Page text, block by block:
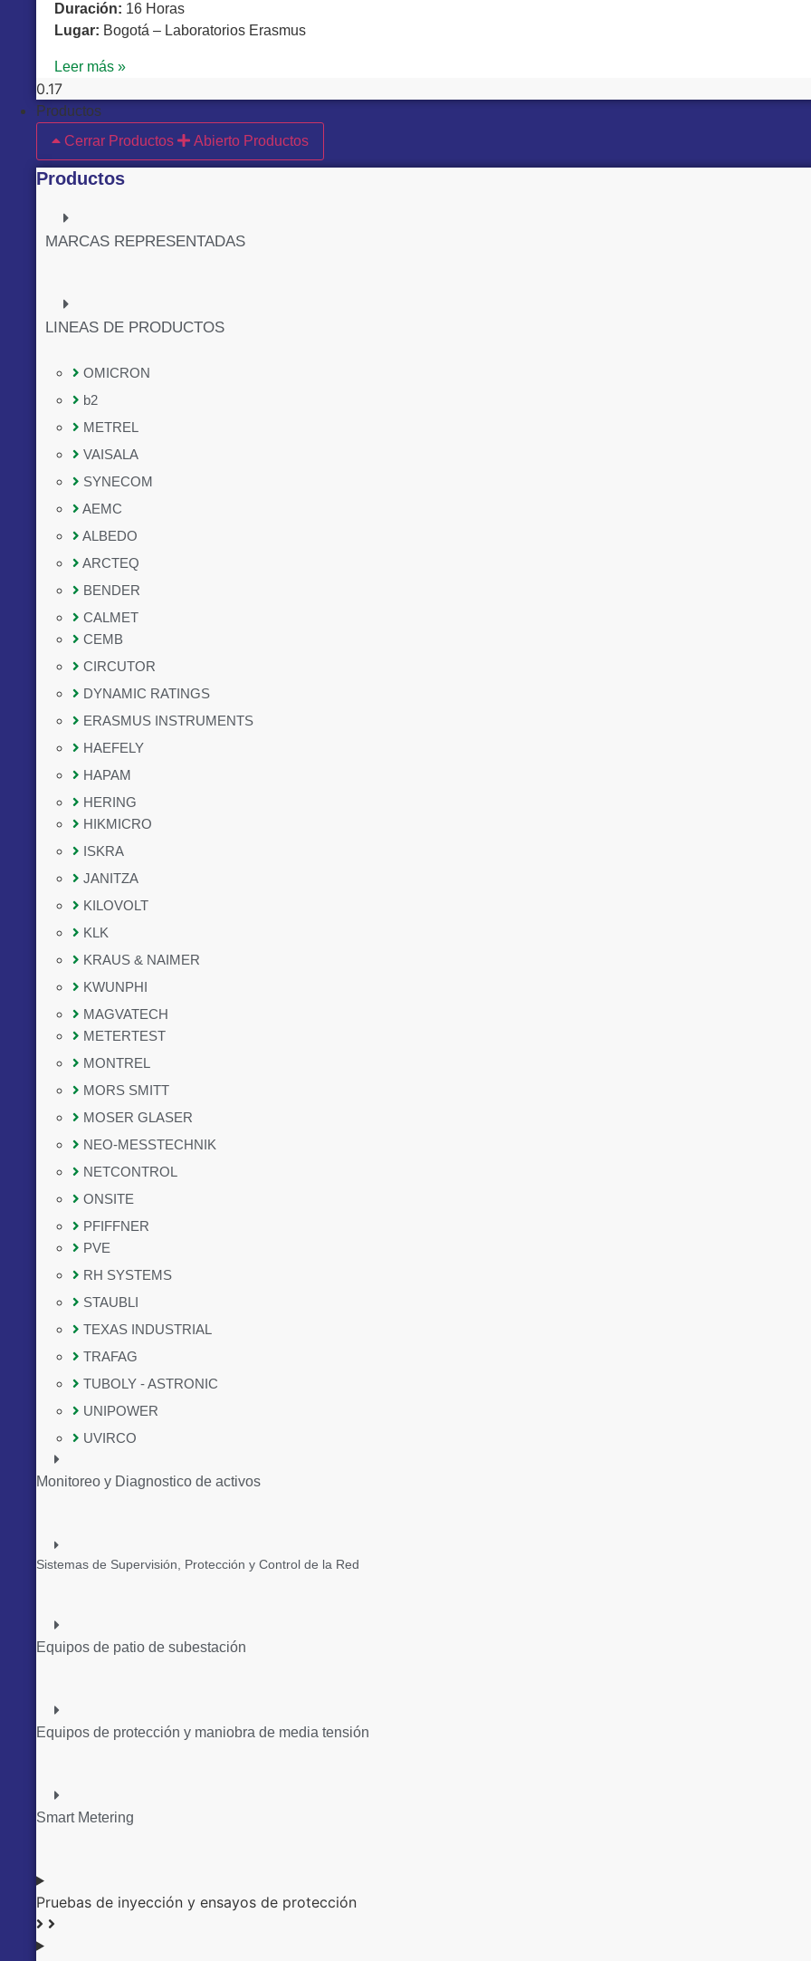
Duración: 16 Horas
Lugar: Bogotá – Laboratorios Erasmus
Leer más »
Productos
Cerrar Productos
Abierto Productos
Productos
MARCAS REPRESENTADAS
LINEAS DE PRODUCTOS
OMICRON
b2
METREL
VAISALA
SYNECOM
AEMC
ALBEDO
ARCTEQ
BENDER
CALMET
CEMB
CIRCUTOR
DYNAMIC RATINGS
ERASMUS INSTRUMENTS
HAEFELY
HAPAM
HERING
HIKMICRO
ISKRA
JANITZA
KILOVOLT
KLK
KRAUS & NAIMER
KWUNPHI
MAGVATECH
METERTEST
MONTREL
MORS SMITT
MOSER GLASER
NEO-MESSTECHNIK
NETCONTROL
ONSITE
PFIFFNER
PVE
RH SYSTEMS
STAUBLI
TEXAS INDUSTRIAL
TRAFAG
TUBOLY - ASTRONIC
UNIPOWER
UVIRCO
Monitoreo y Diagnostico de activos
Sistemas de Supervisión, Protección y Control de la Red
Equipos de patio de subestación
Equipos de protección y maniobra de media tensión
Smart Metering
Pruebas de inyección y ensayos de protección